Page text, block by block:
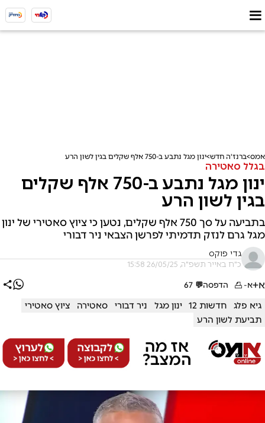
אמס ברנז'ה חדש ינון מגל נתבע ב-750 אלף שקלים בגין לשון הרע
בגלל סאטירה
ינון מגל נתבע ב-750 אלף שקלים
בגין לשון הרע
בתביעה על סך 750 אלף שקלים, נטען כי ציוץ סאטירי של ינון
מגל גרם לנזק תדמיתי לפרשן הצבאי ניר דבורי
גדי פוקס
כ"ח באייר תשפ"ה, 26/05/25 15:58
א+א- הדפסה💬
67
גיא פלג חדשות 12 ינון מגל ניר דבורי סאטירה
ציוץ סאטירי
תביעת לשון הרע